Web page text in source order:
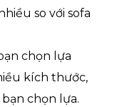
so với sofa
chọn lựa
kích thước,
chọn lựa.